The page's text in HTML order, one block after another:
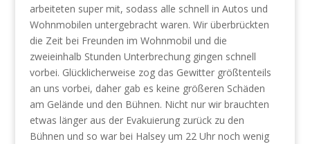
arbeiteten super mit, sodass alle schnell in Autos und
Wohnmobilen untergebracht waren. Wir überbrückten
die Zeit bei Freunden im Wohnmobil und die
zweieinhalb Stunden Unterbrechung gingen schnell
vorbei. Glücklicherweise zog das Gewitter größtenteils
an uns vorbei, daher gab es keine größeren Schäden
am Gelände und den Bühnen. Nicht nur wir brauchten
etwas länger aus der Evakuierung zurück zu den
Bühnen und so war bei Halsey um 22 Uhr noch wenig